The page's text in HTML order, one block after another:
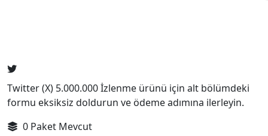
Twitter (X) 5.000.000 İzlenme ürünü için alt bölümdeki
formu eksiksiz doldurun ve ödeme adımına ilerleyin.
0 Paket Mevcut